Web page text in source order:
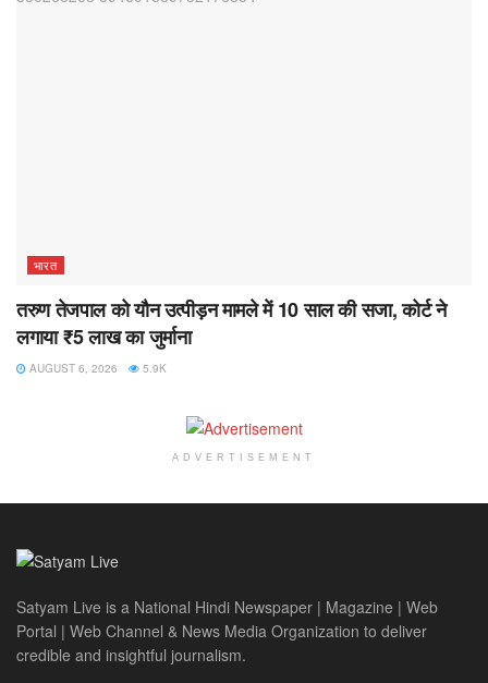
भारत
तरुण तेजपाल को यौन उत्पीड़न मामले में 10 साल की सजा, कोर्ट ने
लगाया ₹5 लाख का जुर्माना
AUGUST 6, 2026 5.9K
ADVERTISEMENT
Satyam Live is a National Hindi Newspaper | Magazine | Web
Portal | Web Channel & News Media Organization to deliver
credible and insightful journalism.